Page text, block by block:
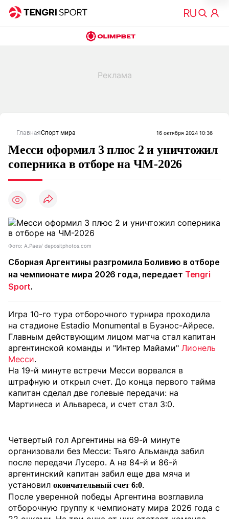
ГлавнаяСпорт мира 16 октября 2024 10:36
Месси оформил 3 плюс 2 и уничтожил
соперника в отборе на ЧМ-2026
Фото: A.Paes/ depositphotos.com
Сборная Аргентины разгромила Боливию в отборе
на чемпионате мира 2026 года, передает Tengri
Sport.
Игра 10-го тура отборочного турнира проходила
на стадионе Estadio Monumental в Буэнос-Айресе.
Главным действующим лицом матча стал капитан
аргентинской команды и "Интер Майами" Лионель
Месси.
На 19-й минуте встречи Месси ворвался в
штрафную и открыл счет. До конца первого тайма
капитан сделал две голевые передачи: на
Мартинеса и Альвареса, и счет стал 3:0.
Четвертый гол Аргентины на 69-й минуте
организовали без Месси: Тьяго Альманда забил
после передачи Лусеро. А на 84-й и 86-й
аргентинский капитан забил еще два мяча и
установил окончательный счет 6:0.
После уверенной победы Аргентина возглавила
отборочную группу к чемпионату мира 2026 года с